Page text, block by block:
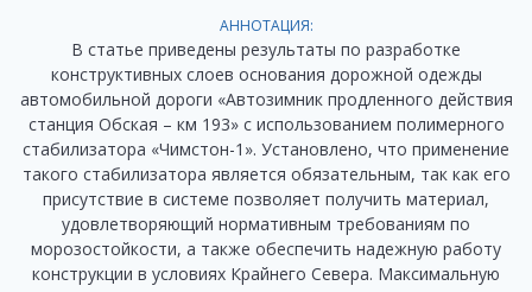
АННОТАЦИЯ:
В статье приведены результаты по разработке
конструктивных слоев основания дорожной одежды
автомобильной дороги «Автозимник продленного действия
станция Обская – км 193» с использованием полимерного
стабилизатора «Чимстон-1». Установлено, что применение
такого стабилизатора является обязательным, так как его
присутствие в системе позволяет получить материал,
удовлетворяющий нормативным требованиям по
морозостойкости, а также обеспечить надежную работу
конструкции в условиях Крайнего Севера. Максимальную